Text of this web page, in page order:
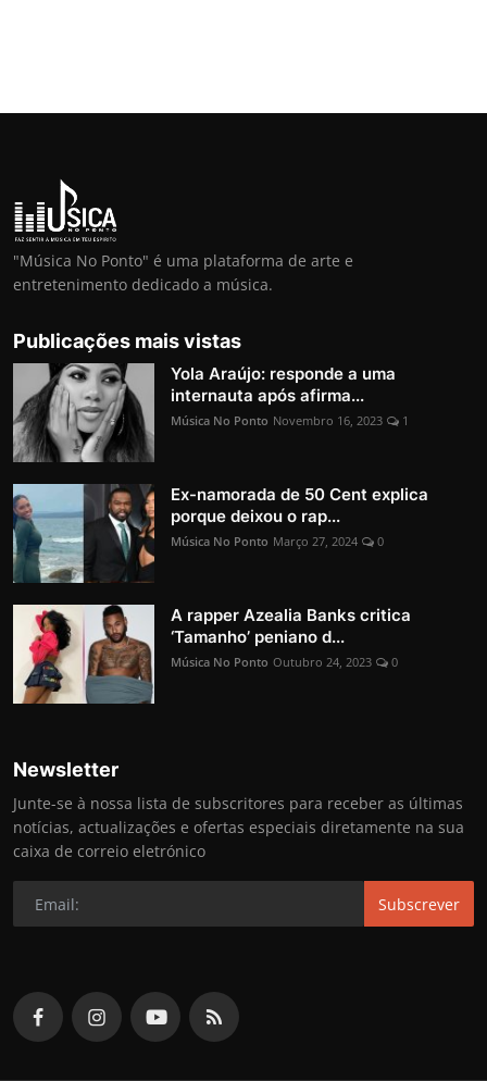
"Música No Ponto" é uma plataforma de arte e
entretenimento dedicado a música.
Publicações mais vistas
Yola Araújo: responde a uma
internauta após afirma...
Música No Ponto Novembro 16, 2023 1
Ex-namorada de 50 Cent explica
porque deixou o rap...
Música No Ponto Março 27, 2024 0
A rapper Azealia Banks critica
‘Tamanho’ peniano d...
Música No Ponto Outubro 24, 2023 0
Newsletter
Junte-se à nossa lista de subscritores para receber as últimas
notícias, actualizações e ofertas especiais diretamente na sua
caixa de correio eletrónico
Subscrever